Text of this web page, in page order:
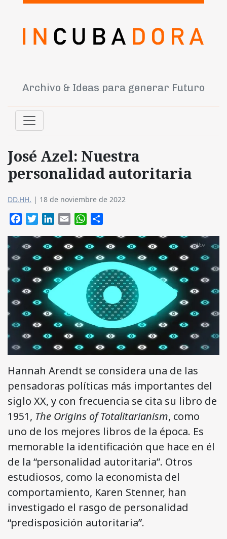
Archivo & Ideas para generar Futuro
José Azel: Nuestra
personalidad autoritaria
DD.HH. | 18 de noviembre de 2022
FacebookTwitterLinkedIn
Email WhatsApp
Hannah Arendt se considera una de las
pensadoras políticas más importantes del
siglo XX, y con frecuencia se cita su libro de
1951, The Origins of Totalitarianism, como
uno de los mejores libros de la época. Es
memorable la identificación que hace en él
de la “personalidad autoritaria”. Otros
estudiosos, como la economista del
comportamiento, Karen Stenner, han
investigado el rasgo de personalidad
“predisposición autoritaria”.